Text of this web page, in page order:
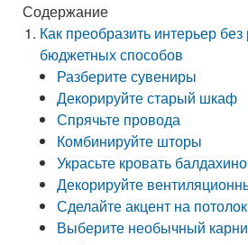
Содержание
Как преобразить интерьер
бюджетных способов
Разберите сувениры
Декорируйте старый шкаф
Спрячьте провода
Комбинируйте шторы
Украсьте кровать
Декорируйте
Сделайте акцент на потолок
Выберите необычный